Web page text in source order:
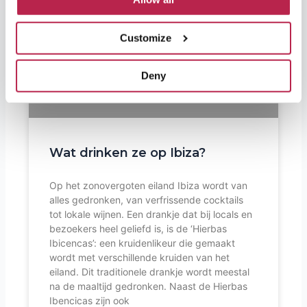
Customize
Deny
Wat drinken ze op Ibiza?
Op het zonovergoten eiland Ibiza wordt van
alles gedronken, van verfrissende cocktails
tot lokale wijnen. Een drankje dat bij locals en
bezoekers heel geliefd is, is de ‘Hierbas
Ibicencas’: een kruidenlikeur die gemaakt
wordt met verschillende kruiden van het
eiland. Dit traditionele drankje wordt meestal
na de maaltijd gedronken. Naast de Hierbas
Ibencicas zijn ook